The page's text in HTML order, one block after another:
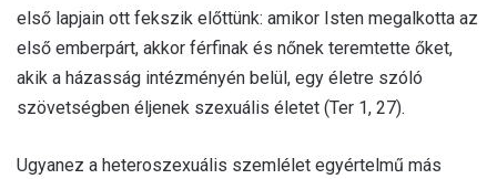
első lapjain ott fekszik előttünk: amikor Isten megalkotta az
első emberpárt, akkor férfinak és nőnek teremtette őket,
akik a házasság intézményén belül, egy életre szóló
szövetségben éljenek szexuális életet (Ter 1, 27).
Ugyanez a heteroszexuális szemlélet egyértelmű más